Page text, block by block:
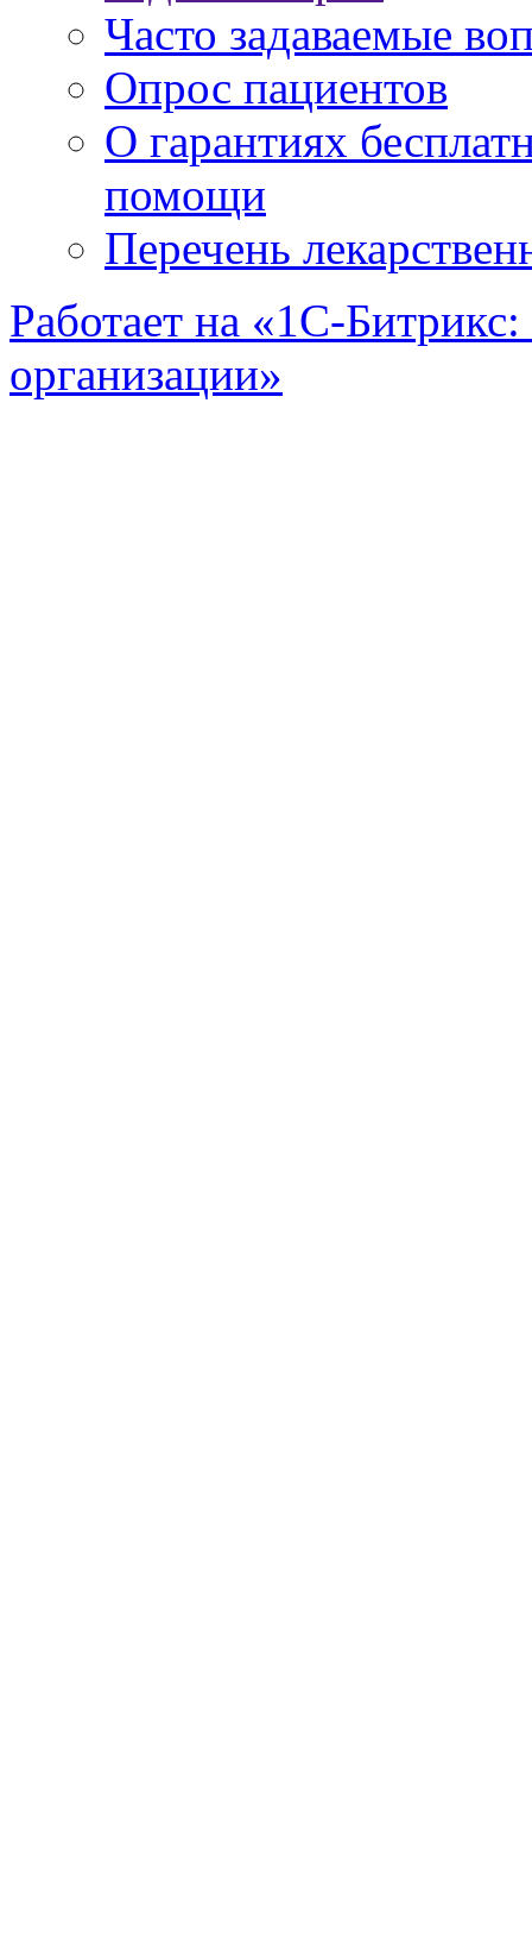
Часто задаваемые
Опрос пациентов
О гарантиях
помощи
Перечень
Работает на «1С-
организации»